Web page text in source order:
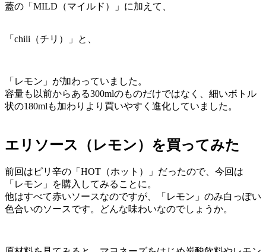
蓋の「MILD（マイルド）」に加えて、
「chili（チリ）」と、
「レモン」が加わっていました。
容量も以前からある300mlのものだけではなく、細いボトル
状の180mlも加わりより買いやすく進化していました。
エリソース（レモン）を買ってみた
前回はピリ辛の「HOT（ホット）」だったので、今回は
「レモン」を購入してみることに。
他はすべて赤いソースなのですが、「レモン」のみ白っぽい
色合いのソースです。どんな味わいなのでしょうか。